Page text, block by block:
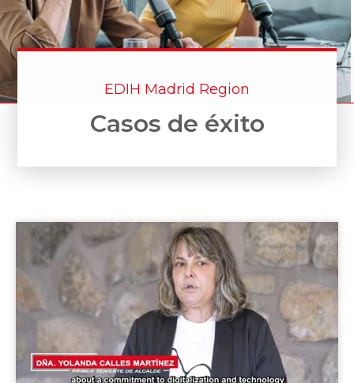
EDIH Madrid Region
Casos de éxito